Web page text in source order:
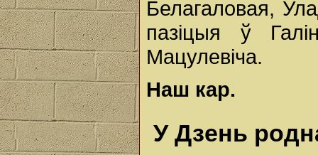
Белагаловая,
пазіцыя ў
Мацулевіча.
Наш кар.
У Дзень